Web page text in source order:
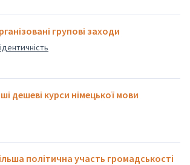
групові заходи
дешеві курси німецької мови
політична участь громадськості